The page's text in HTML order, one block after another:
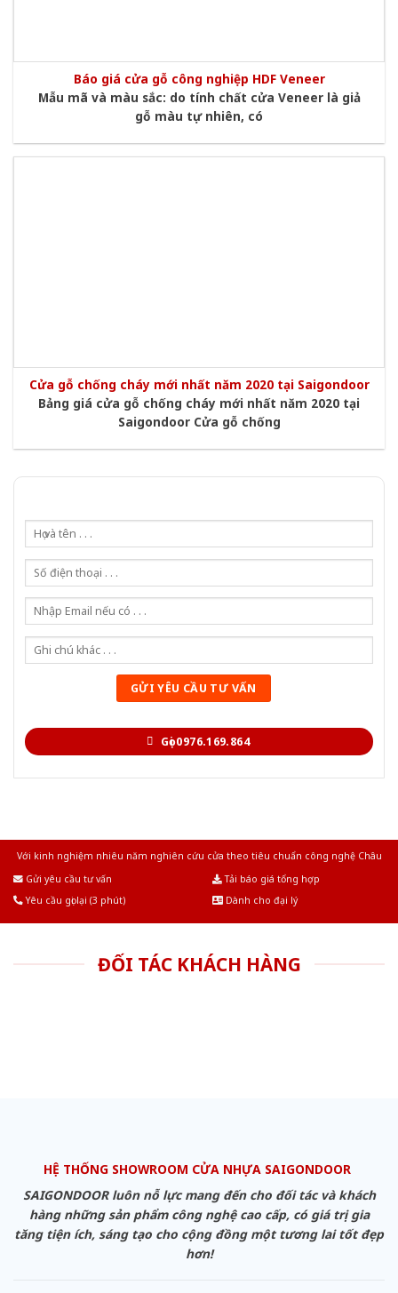
Báo giá cửa gỗ công nghiệp HDF Veneer
Mẫu mã và màu sắc: do tính chất cửa Veneer là giả
gỗ màu tự nhiên, có
Cửa gỗ chống cháy mới nhất năm 2020 tại Saigondoor
Bảng giá cửa gỗ chống cháy mới nhất năm 2020 tại
Saigondoor Cửa gỗ chống
Gọi 0976.169.864
Với kinh nghiệm nhiêu năm nghiên cứu cửa theo tiêu chuẩn công nghệ Châu
Gửi yêu cầu tư vấn
Tải báo giá tổng hợp
Yêu cầu gọi lại (3 phút)
Dành cho đại lý
ĐỐI TÁC KHÁCH HÀNG
HỆ THỐNG SHOWROOM CỬA NHỰA SAIGONDOOR
SAIGONDOOR luôn nỗ lực mang đến cho đối tác và khách
hàng những sản phẩm công nghệ cao cấp, có giá trị gia
tăng tiện ích, sáng tạo cho cộng đồng một tương lai tốt đẹp
hơn!